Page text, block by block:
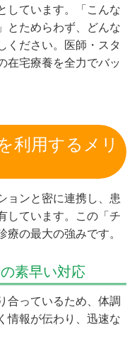
しています。「こんな
とためらわず、どんな
ください。医師・スタ
在宅療養を全力でバッ
利用するメリ
ョンと密に連携し、患
しています。この「チ
の最大の強みです。
素早い対応
合っているため、体調
情報が伝わり、迅速な